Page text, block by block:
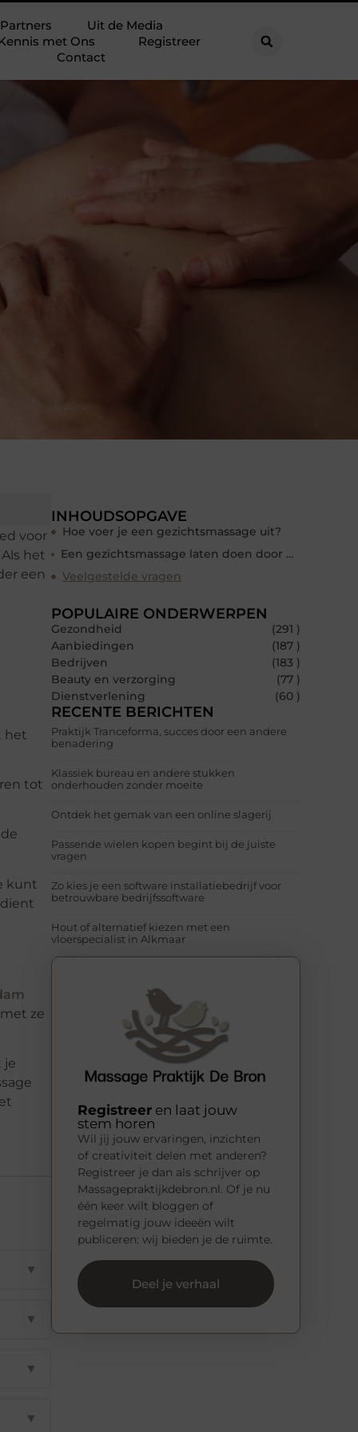
Partners
Uit de Media
met Ons
Registreer
Contact
voor
het
een
het
tot
kunt
ze
je
▼
▼
▼
▼
INHOUDSOPGAVE
Hoe voer je een gezichtsmassage uit?
Een gezichtsmassage laten doen door een professional
Veelgestelde vragen
POPULAIRE ONDERWERPEN
Gezondheid
(291 )
Aanbiedingen
(187 )
Bedrijven
(183 )
Beauty en verzorging
(77 )
Dienstverlening
(60 )
RECENTE BERICHTEN
Praktijk Tranceforma, succes door een andere
benadering
Klassiek bureau en andere stukken
onderhouden zonder moeite
Ontdek het gemak van een online slagerij
Passende wielen kopen begint bij de juiste
vragen
Zo kies je een software installatiebedrijf voor
betrouwbare bedrijfssoftware
Hout of alternatief kiezen met een
vloerspecialist in Alkmaar
Registreer en laat jouw
stem horen
Wil jij jouw ervaringen, inzichten
of creativiteit delen met anderen?
Registreer je dan als schrijver op
Massagepraktijkdebron.nl. Of je nu
één keer wilt bloggen of
regelmatig jouw ideeën wilt
publiceren: wij bieden je de ruimte.
Deel je verhaal